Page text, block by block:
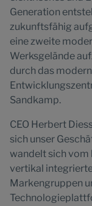
Generation
zukunftsfähig
eine zweite
Werksgelände
durch das
Sandkamp.
CEO Herbert
sich unser
wandelt sich
vertikal
Markengruppen